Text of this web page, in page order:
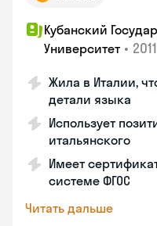
Кубанский
Университет •
Жила в Италии,
детали языка
Использует
итальянского
Имеет
системе ФГОС
Читать дальше